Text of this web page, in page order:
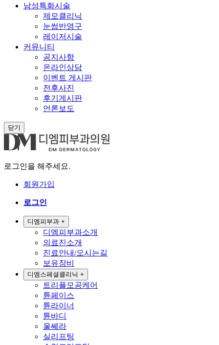
남성특화시술
제모클리닉
눈썹반영구
레이저시술
커뮤니티
공지사항
온라인상담
이벤트 게시판
전후사진
후기게시판
언론보도
닫기
로그인을 해주세요.
회원가입
로그인
디엠피부과 +
디엠피부과소개
의료진소개
진료안내/오시는길
보유장비
디엠스페셜클리닉 +
트리플모공케어
튠페이스
튠라이너
튠바디
울쎄라
실리프팅